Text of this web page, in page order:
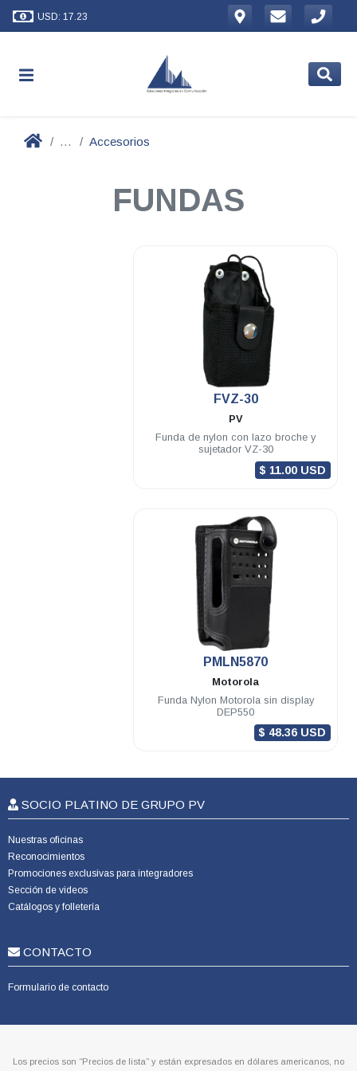
USD: 17.23
... Accesorios
FUNDAS
FVZ-30
PV
Funda de nylon con lazo broche y
sujetador VZ-30
$ 11.00 USD
PMLN5870
Motorola
Funda Nylon Motorola sin display
DEP550
$ 48.36 USD
SOCIO PLATINO DE GRUPO PV
Nuestras oficinas
Reconocimientos
Promociones exclusivas para integradores
Sección de videos
Catálogos y folletería
CONTACTO
Formulario de contacto
Los precios son “Precios de lista” y están expresados en dólares americanos, no